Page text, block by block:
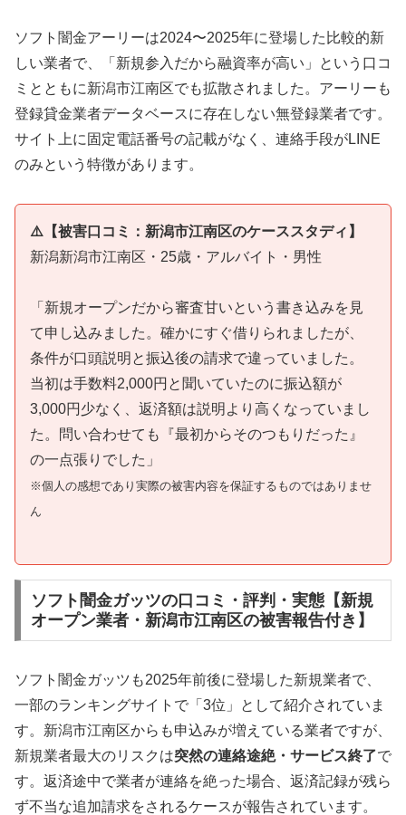
ソフト闇金アーリーは2024〜2025年に登場した比較的新
しい業者で、「新規参入だから融資率が高い」という口コ
ミとともに新潟市江南区でも拡散されました。アーリーも
登録貸金業者データベースに存在しない無登録業者です。
サイト上に固定電話番号の記載がなく、連絡手段がLINE
のみという特徴があります。
⚠️【被害口コミ：新潟市江南区のケーススタディ】
新潟新潟市江南区・25歳・アルバイト・男性
「新規オープンだから審査甘いという書き込みを見
て申し込みました。確かにすぐ借りられましたが、
条件が口頭説明と振込後の請求で違っていました。
当初は手数料2,000円と聞いていたのに振込額が
3,000円少なく、返済額は説明より高くなっていまし
た。問い合わせても『最初からそのつもりだった』
の一点張りでした」
※個人の感想であり実際の被害内容を保証するものではありませ
ん
ソフト闇金ガッツの口コミ・評判・実態【新規
オープン業者・新潟市江南区の被害報告付き】
ソフト闇金ガッツも2025年前後に登場した新規業者で、
一部のランキングサイトで「3位」として紹介されていま
す。新潟市江南区からも申込みが増えている業者ですが、
新規業者最大のリスクは突然の連絡途絶・サービス終了で
す。返済途中で業者が連絡を絶った場合、返済記録が残ら
ず不当な追加請求をされるケースが報告されています。